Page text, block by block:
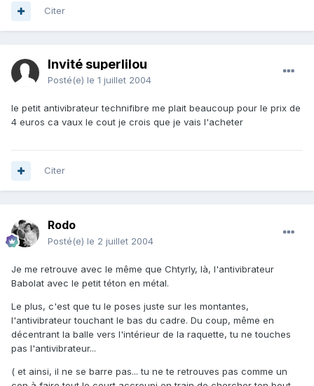
Citer
Invité superlilou
Posté(e) le 1 juillet 2004
le petit antivibrateur technifibre me plait beaucoup pour le prix de
4 euros ca vaux le cout je crois que je vais l'acheter
Citer
Rodo
Posté(e) le 2 juillet 2004
Je me retrouve avec le même que Chtyrly, là, l'antivibrateur
Babolat avec le petit téton en métal.
Le plus, c'est que tu le poses juste sur les montantes,
l'antivibrateur touchant le bas du cadre. Du coup, même en
décentrant la balle vers l'intérieur de la raquette, tu ne touches
pas l'antivibrateur...
( et ainsi, il ne se barre pas... tu ne te retrouves pas comme un